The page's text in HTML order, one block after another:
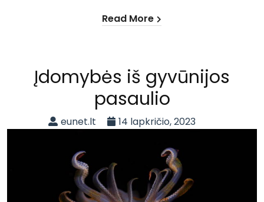
Read More
Įdomybės iš gyvūnijos
pasaulio
eunet.lt 14 lapkričio, 2023